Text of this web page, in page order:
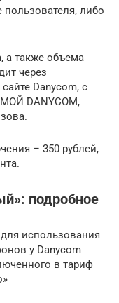
либо
а также объема
через
Danycom, с
DANYCOM,
– 350 рублей,
подробное
использования
у Danycom
в тариф